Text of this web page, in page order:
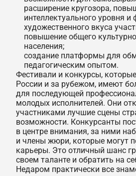
расширение кругозора,
интеллектуального уровня
художественного вкуса
повышение общего
населения;
создание платформы для
педагогическим опытом.
Фестивали и конкурсы,
России и за рубежом, имеют
для последующей
молодых исполнителей. Они
участниками лучшие сцены
возможности. Конкурсанты
в центре внимания, за ними
и члены жюри, которые могут
карьеры. Это отличный шанс
своем таланте и обратить на
Недаром практически все